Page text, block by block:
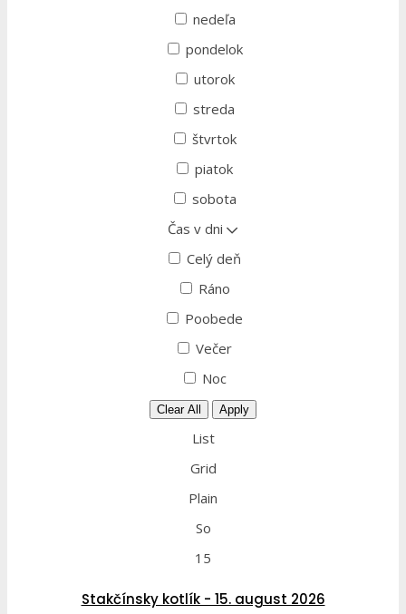
nedeľa
pondelok
utorok
streda
štvrtok
piatok
sobota
Čas v dni
Celý deň
Ráno
Poobede
Večer
Noc
Clear All Apply
List
Grid
Plain
So
15
Stakčínsky kotlík - 15. august 2026